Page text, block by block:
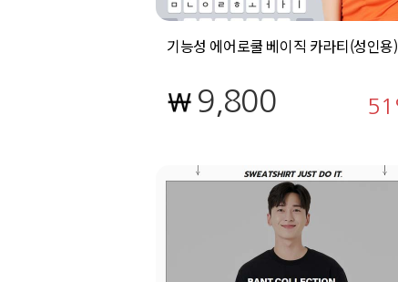
기능성 에어로쿨 베이직 카라티(성인용)
9,800 51